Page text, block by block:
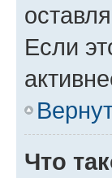
Если
Что